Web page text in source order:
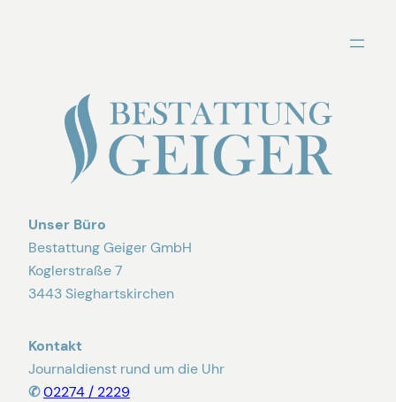
Unser Büro
Bestattung Geiger GmbH
Koglerstraße 7
3443 Sieghartskirchen
Kontakt
Journaldienst rund um die Uhr
✆02274 / 2229